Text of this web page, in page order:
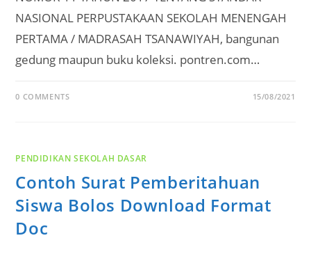
NASIONAL PERPUSTAKAAN SEKOLAH MENENGAH
PERTAMA / MADRASAH TSANAWIYAH, bangunan
gedung maupun buku koleksi. pontren.com…
0 COMMENTS 15/08/2021
PENDIDIKAN SEKOLAH DASAR
Contoh Surat Pemberitahuan
Siswa Bolos Download Format
Doc